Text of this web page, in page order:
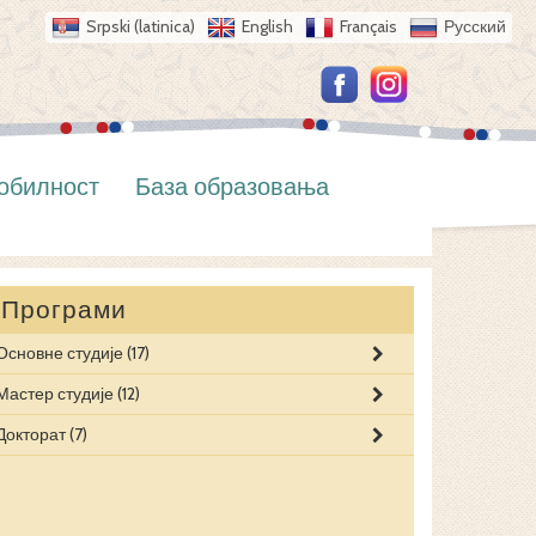
Srpski (latinica) English Français Русский
База образовања
Програми
студије(17)
ДИГИТАЛНА
ЗАШТИТА
студије(12)
ДИГИТАЛНА
ЕКОЛОШКА
ЗАШТИТА
(7)
ДИГИТАЛНА
ЗАШТИТА
ПОСЛОВНА
ОКРУЖЕЊУ